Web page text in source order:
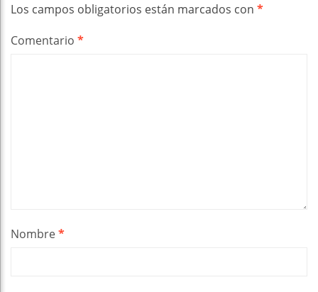
Los campos obligatorios están marcados con *
Comentario *
Nombre*